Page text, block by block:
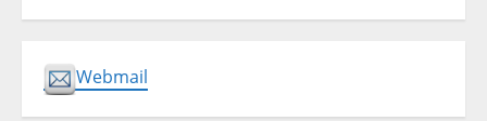
Webmail